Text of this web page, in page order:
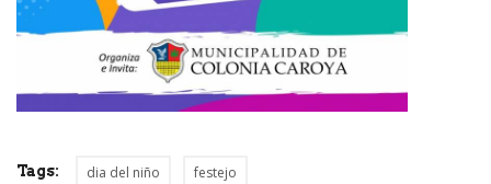
Tags: dia del niño festejo